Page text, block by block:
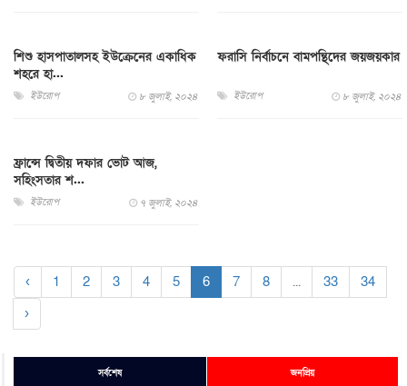
শিশু হাসপাতালসহ ইউক্রেনের একাধিক
শহরে হা...
ইউরোপ ৮ জুলাই, ২০২৪
ফরাসি নির্বাচনে বামপন্থিদের জয়জয়কার
ইউরোপ ৮ জুলাই, ২০২৪
ফ্রান্সে দ্বিতীয় দফার ভোট আজ,
সহিংসতার শ...
ইউরোপ ৭ জুলাই, ২০২৪
‹ 1 2 3 4 5 6 7 8 ... 33
34
›
সর্বশেষ জনপ্রিয়